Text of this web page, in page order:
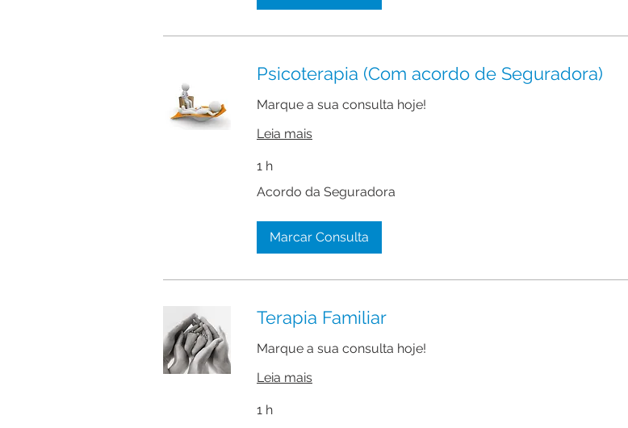
Psicoterapia (Com acordo de Seguradora)
Marque a sua consulta hoje!
Leia mais
1 h
da
Acordo da Seguradora
Marcar Consulta
Terapia Familiar
Marque a sua consulta hoje!
Leia mais
1 h